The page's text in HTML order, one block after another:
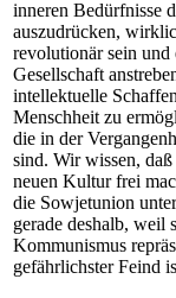
inneren Bedürfnisse
auszudrücken,
revolutionär sein
Gesellschaft
intellektuelle
Menschheit zu
die in der
sind. Wir wissen,
neuen Kultur frei
die Sowjetunion
gerade deshalb, weil
Kommunismus
gefährlichster Feind